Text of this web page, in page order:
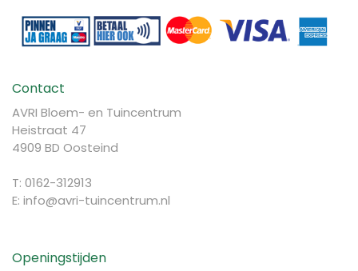
Contact
AVRI Bloem- en Tuincentrum
Heistraat 47
4909 BD Oosteind
T: 0162-312913
E: info@avri-tuincentrum.nl
Openingstijden